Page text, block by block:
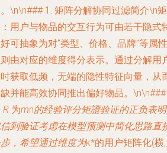
\n\n### 1. 矩阵分解协同过滤简介\n
用户与物品的交互行为可由若干隐式
可抽象为对“类型、价格、品牌”等属
由对应的维度得分表示。通过分解用
获取低频，无端的隐性特征向量，从
并能高效协同推出偏好物品。
R 为mn的经验评分矩證验证的正负表
到验证考虑在模型预测中简化思路直
，希望通过维度为k*的用户矩阵化(